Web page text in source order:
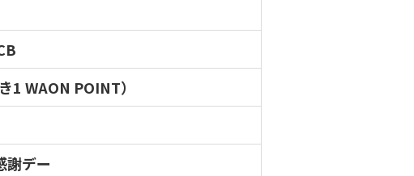
WAON POINT）
謝デー